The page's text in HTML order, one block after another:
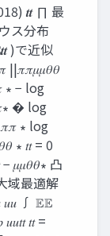
𝒕𝒕 ∏ 最
ス分布
)で近似
||𝜋𝜋𝜇𝜇𝜃𝜃
∗ − log
� log
∗ log
∗ 𝑡𝑡 = 0
𝜇𝜇𝜃𝜃∗ 凸
域最適解
𝑢𝑢 ∫ 𝔼𝔼
𝑡𝑡 =